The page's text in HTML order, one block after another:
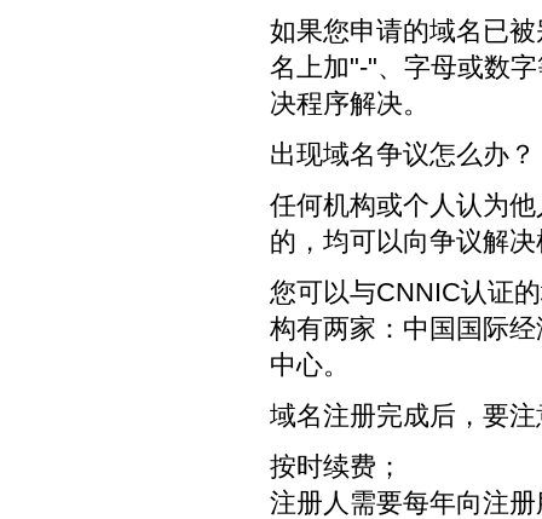
如果您申请的域名已
名上加"-"、字母或数
决程序解决。
出现域名争议怎么办？
任何机构或个人认为
的，均可以向争议解
您可以与CNNIC认证
构有两家：中国国际
中心。
域名注册完成后，要
按时续费；
注册人需要每年向注